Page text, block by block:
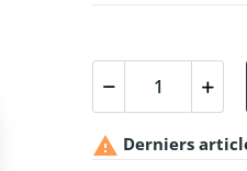
 Derniers